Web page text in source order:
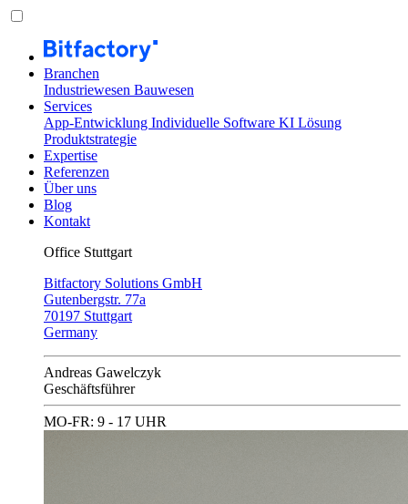
Branchen
Industriewesen Bauwesen
Services
App-Entwicklung Individuelle Software KI Lösung
Produktstrategie
Expertise
Referenzen
Über uns
Blog
Kontakt
Office Stuttgart
Bitfactory Solutions GmbH
Gutenbergstr. 77a
70197 Stuttgart
Germany
Andreas Gawelczyk
Geschäftsführer
MO-FR: 9 - 17 UHR